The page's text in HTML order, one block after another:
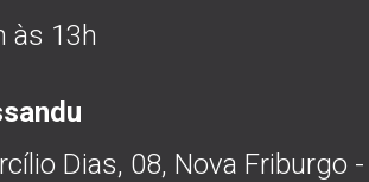
às 13h
Dias, 08, Nova Friburgo